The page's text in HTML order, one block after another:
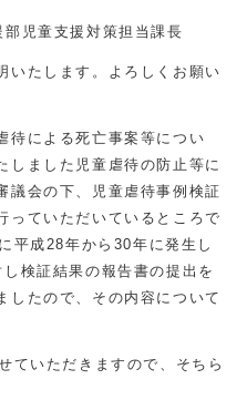
児童支援対策担当課長
たします。よろしくお願い
による死亡事案等につい
しました児童虐待の防止等に
議会の下、児童虐待事例検証
っていただいているところで
平成28年から30年に発生し
検証結果の報告書の提出を
したので、その内容について
ていただきますので、そちら